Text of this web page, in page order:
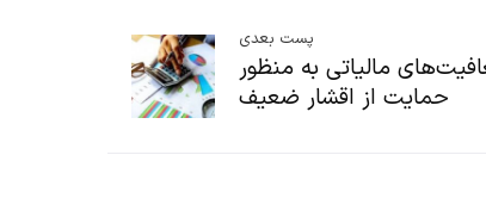
پست بعدی
مالیاتی به منظور
حمایت از اقشار ضعیف